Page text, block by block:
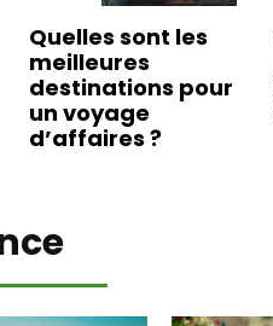
Quelles sont les
meilleures
destinations pour
un voyage
d’affaires ?